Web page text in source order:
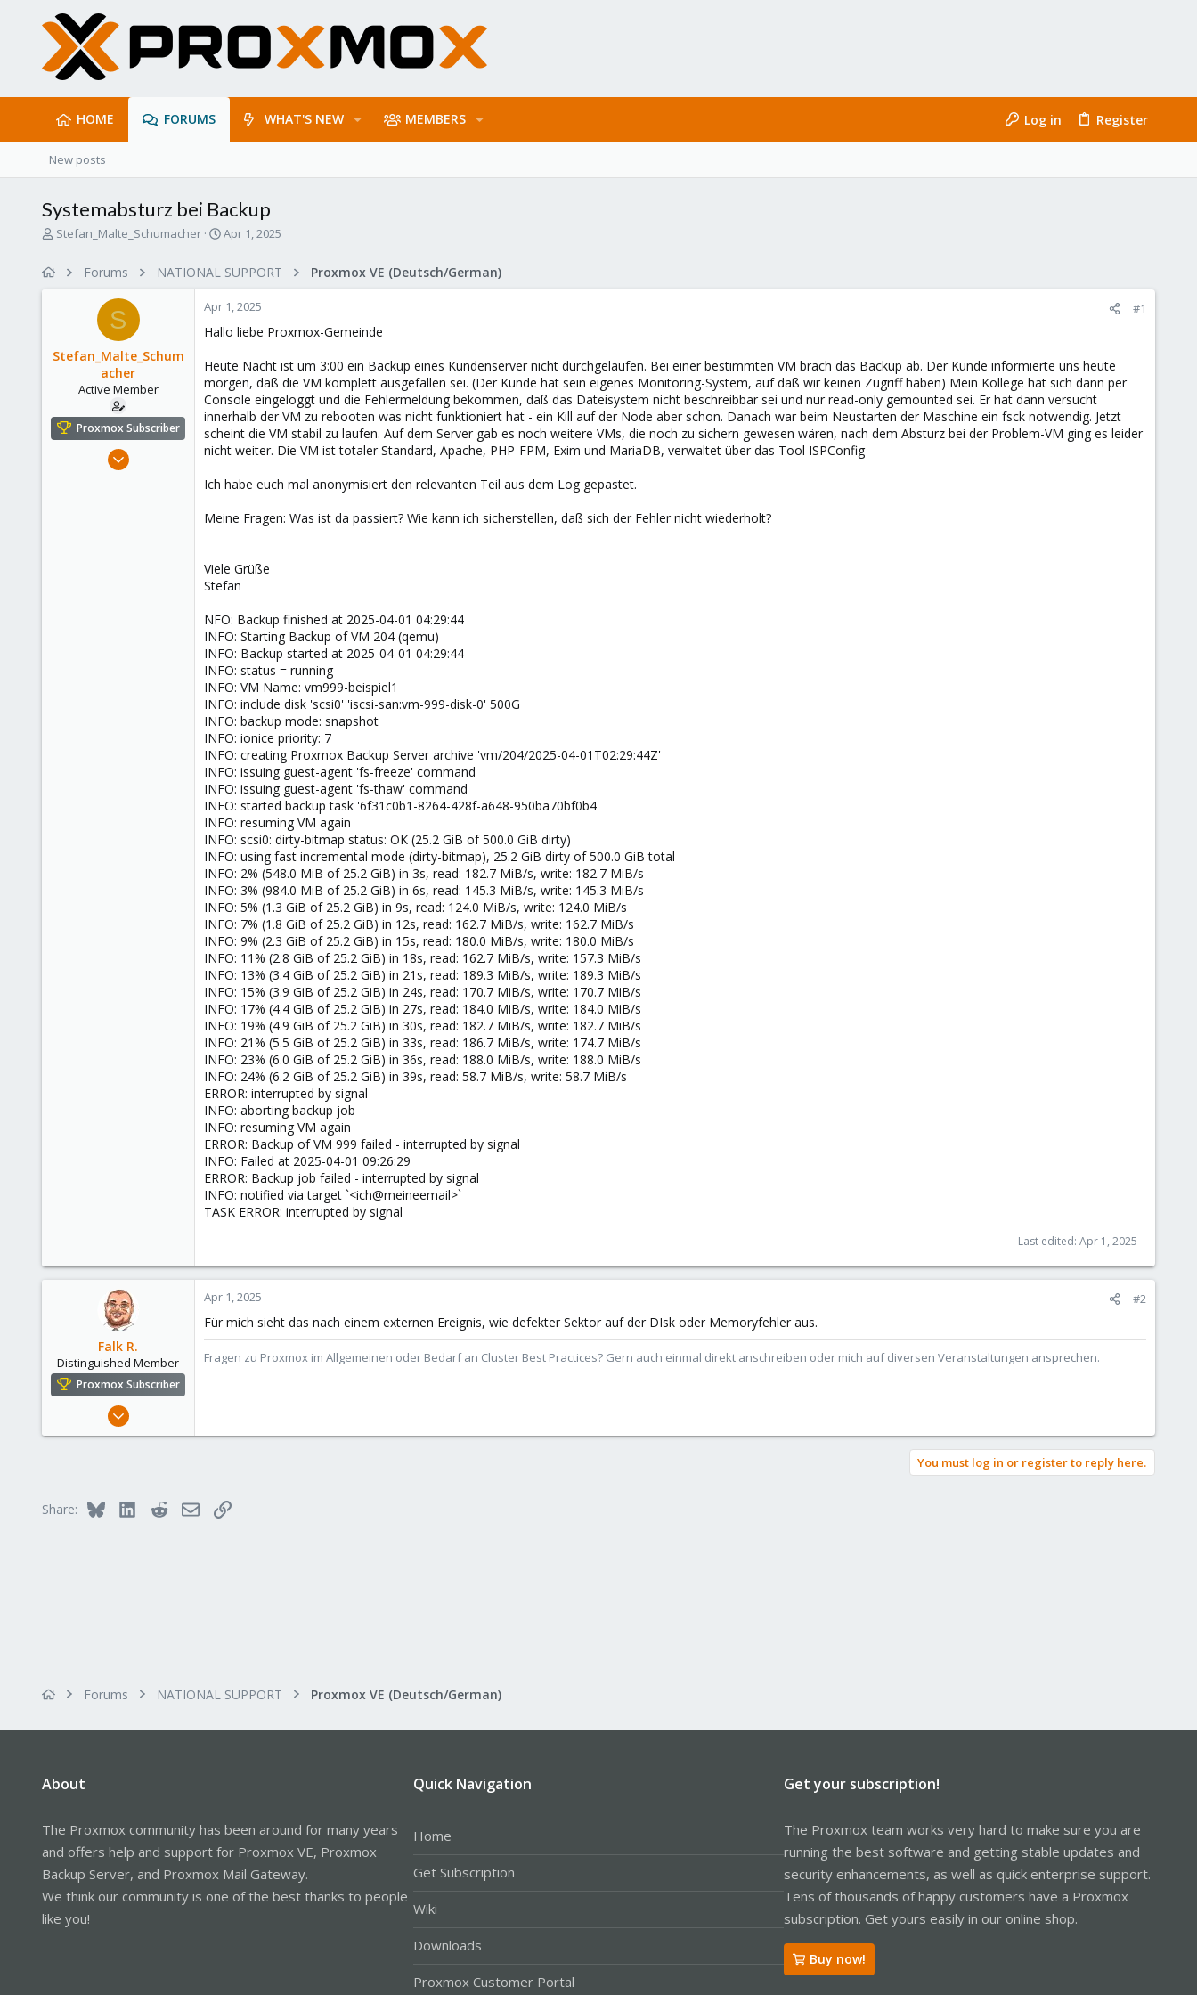
HOME FORUMS WHAT'S NEW MEMBERS Log in Register
New posts
Systemabsturz bei Backup
T
a
r
Stefan_Malte_Schumacher
S
a
r
d
a
e
Apr 1, 2025
Forums NATIONAL SUPPORT Proxmox VE (Deutsch/German)
S
Stefan_Malte_Schum
acher
Active Member
Proxmox Subscriber
May 4, 2021
Apr 1, 2025 #1
Hallo liebe Proxmox-Gemeinde
Heute Nacht ist um 3:00 ein Backup eines Kundenserver nicht durchgelaufen. Bei einer bestimmten VM brach das Backup ab. Der Kunde informierte uns heute
morgen, daß die VM komplett ausgefallen sei. (Der Kunde hat sein eigenes Monitoring-System, auf daß wir keinen Zugriff haben) Mein Kollege hat sich dann per
Console eingeloggt und die Fehlermeldung bekommen, daß das Dateisystem nicht beschreibbar sei und nur read-only gemounted sei. Er hat dann versucht
innerhalb der VM zu rebooten was nicht funktioniert hat - ein Kill auf der Node aber schon. Danach war beim Neustarten der Maschine ein fsck notwendig. Jetzt
scheint die VM stabil zu laufen. Auf dem Server gab es noch weitere VMs, die noch zu sichern gewesen wären, nach dem Absturz bei der Problem-VM ging es leider
nicht weiter. Die VM ist totaler Standard, Apache, PHP-FPM, Exim und MariaDB, verwaltet über das Tool ISPConfig
Ich habe euch mal anonymisiert den relevanten Teil aus dem Log gepastet.
Meine Fragen: Was ist da passiert? Wie kann ich sicherstellen, daß sich der Fehler nicht wiederholt?
Viele Grüße
Stefan
NFO: Backup finished at 2025-04-01 04:29:44
INFO: Starting Backup of VM 204 (qemu)
INFO: Backup started at 2025-04-01 04:29:44
INFO: status = running
INFO: VM Name: vm999-beispiel1
INFO: include disk 'scsi0' 'iscsi-san:vm-999-disk-0' 500G
INFO: backup mode: snapshot
INFO: ionice priority: 7
INFO: creating Proxmox Backup Server archive 'vm/204/2025-04-01T02:29:44Z'
INFO: issuing guest-agent 'fs-freeze' command
INFO: issuing guest-agent 'fs-thaw' command
INFO: started backup task '6f31c0b1-8264-428f-a648-950ba70bf0b4'
INFO: resuming VM again
INFO: scsi0: dirty-bitmap status: OK (25.2 GiB of 500.0 GiB dirty)
INFO: using fast incremental mode (dirty-bitmap), 25.2 GiB dirty of 500.0 GiB total
INFO: 2% (548.0 MiB of 25.2 GiB) in 3s, read: 182.7 MiB/s, write: 182.7 MiB/s
INFO: 3% (984.0 MiB of 25.2 GiB) in 6s, read: 145.3 MiB/s, write: 145.3 MiB/s
INFO: 5% (1.3 GiB of 25.2 GiB) in 9s, read: 124.0 MiB/s, write: 124.0 MiB/s
INFO: 7% (1.8 GiB of 25.2 GiB) in 12s, read: 162.7 MiB/s, write: 162.7 MiB/s
INFO: 9% (2.3 GiB of 25.2 GiB) in 15s, read: 180.0 MiB/s, write: 180.0 MiB/s
INFO: 11% (2.8 GiB of 25.2 GiB) in 18s, read: 162.7 MiB/s, write: 157.3 MiB/s
INFO: 13% (3.4 GiB of 25.2 GiB) in 21s, read: 189.3 MiB/s, write: 189.3 MiB/s
INFO: 15% (3.9 GiB of 25.2 GiB) in 24s, read: 170.7 MiB/s, write: 170.7 MiB/s
INFO: 17% (4.4 GiB of 25.2 GiB) in 27s, read: 184.0 MiB/s, write: 184.0 MiB/s
INFO: 19% (4.9 GiB of 25.2 GiB) in 30s, read: 182.7 MiB/s, write: 182.7 MiB/s
INFO: 21% (5.5 GiB of 25.2 GiB) in 33s, read: 186.7 MiB/s, write: 174.7 MiB/s
INFO: 23% (6.0 GiB of 25.2 GiB) in 36s, read: 188.0 MiB/s, write: 188.0 MiB/s
INFO: 24% (6.2 GiB of 25.2 GiB) in 39s, read: 58.7 MiB/s, write: 58.7 MiB/s
ERROR: interrupted by signal
INFO: aborting backup job
INFO: resuming VM again
ERROR: Backup of VM 999 failed - interrupted by signal
INFO: Failed at 2025-04-01 09:26:29
ERROR: Backup job failed - interrupted by signal
INFO: notified via target `<ich@meineemail>`
TASK ERROR: interrupted by signal
Last edited: Apr 1, 2025
Falk R.
Distinguished Member
Proxmox Subscriber
Aug 2, 2021
Alfhausen, Germany
Apr 1, 2025 #2
Für mich sieht das nach einem externen Ereignis, wie defekter Sektor auf der DIsk oder Memoryfehler aus.
Fragen zu Proxmox im Allgemeinen oder Bedarf an Cluster Best Practices? Gern auch einmal direkt anschreiben oder mich auf diversen Veranstaltungen ansprechen.
You must log in or register to reply here.
Share: Bluesky LinkedInRedditEmailLink
Forums NATIONAL SUPPORT Proxmox VE (Deutsch/German)
About
The Proxmox community has been around for many years
and offers help and support for Proxmox VE, Proxmox
Backup Server, and Proxmox Mail Gateway.
We think our community is one of the best thanks to people
like you!
Quick Navigation
Home
Get Subscription
Wiki
Downloads
Proxmox Customer Portal
Get your subscription!
The Proxmox team works very hard to make sure you are
running the best software and getting stable updates and
security enhancements, as well as quick enterprise support.
Tens of thousands of happy customers have a Proxmox
subscription. Get yours easily in our online shop.
Buy now!